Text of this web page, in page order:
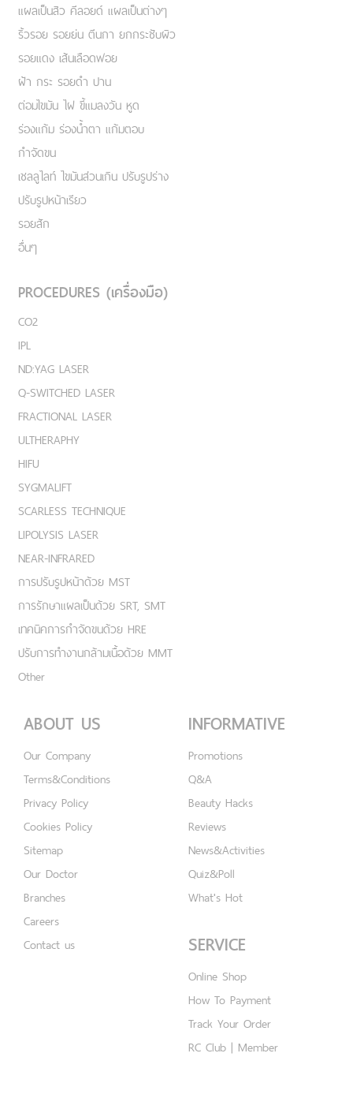
แผลเป็นสิว คีลอยด์ แผลเป็นต่างๆ
ริ้วรอย รอยย่น ตีนกา ยกกระชับผิว
รอยแดง เส้นเลือดฟอย
ฝ้า กระ รอยดำ ปาน
ต่อมไขมัน ไฝ ขี้แมลงวัน หูด
ร่องแก้ม ร่องน้ำตา แก้มตอบ
กำจัดขน
เชลลูไลท์ ไขมันส่วนเกิน ปรับรูปร่าง
ปรับรูปหน้าเรียว
รอยสัก
อื่นๆ
PROCEDURES (เครื่องมือ)
CO2
IPL
ND:YAG LASER
Q-SWITCHED LASER
FRACTIONAL LASER
ULTHERAPHY
HIFU
SYGMALIFT
SCARLESS TECHNIQUE
LIPOLYSIS LASER
NEAR-INFRARED
การปรับรูปหน้าด้วย MST
การรักษาแผลเป็นด้วย SRT, SMT
เทคนิคการกำจัดขนด้วย HRE
ปรับการทำงานกล้ามเนื้อด้วย MMT
Other
ABOUT US
Our Company
Terms&Conditions
Privacy Policy
Cookies Policy
Sitemap
Our Doctor
Branches
Careers
Contact us
INFORMATIVE
Promotions
Q&A
Beauty Hacks
Reviews
News&Activities
Quiz&Poll
What's Hot
SERVICE
Online Shop
How To Payment
Track Your Order
RC Club | Member